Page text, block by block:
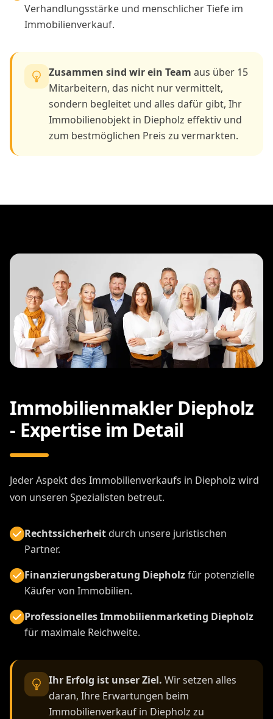
Verhandlungsstärke und menschlicher Tiefe im
Immobilienverkauf.
Zusammen sind wir ein Team aus über 15
Mitarbeitern, das nicht nur vermittelt,
sondern begleitet und alles dafür gibt, Ihr
Immobilienobjekt in Diepholz effektiv und
zum bestmöglichen Preis zu vermarkten.
Immobilienmakler Diepholz
- Expertise im Detail
Jeder Aspekt des Immobilienverkaufs in Diepholz wird
von unseren Spezialisten betreut.
Rechtssicherheitdurch unsere juristischen
Partner.
Finanzierungsberatung Diepholzfür potenzielle
Käufer von Immobilien.
Professionelles Immobilienmarketing Diepholz
für maximale Reichweite.
Ihr Erfolg ist unser Ziel. Wir setzen alles
daran, Ihre Erwartungen beim
Immobilienverkauf in Diepholz zu